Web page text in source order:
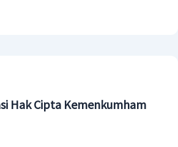
Hak Cipta Kemenkumham